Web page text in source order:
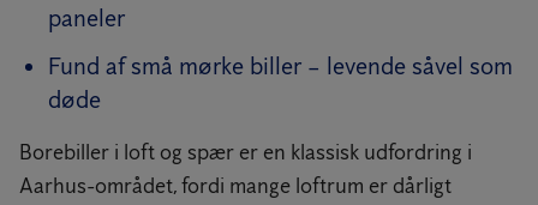
paneler
Fund af små mørke biller – levende såvel som
døde
Borebiller i loft og spær er en klassisk udfordring i
Aarhus-området, fordi mange loftrum er dårligt